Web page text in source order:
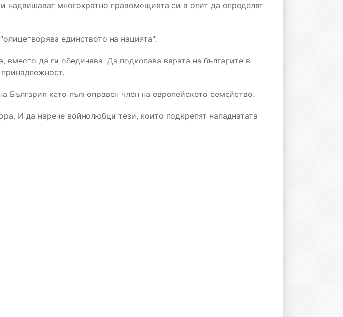
надвишават многократно правомощията си в опит да определят
единството на нацията".
да ги обединява. Да подкопава вярата на българите в
България като пълноправен член на европейското семейство.
И да нарече войнолюбци тези, които подкрепят нападнатата